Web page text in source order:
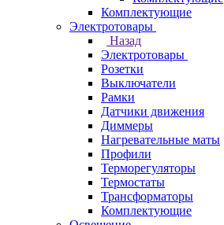
Комплектующие
Электротовары
Назад
Электротовары
Розетки
Выключатели
Рамки
Датчики движения
Диммеры
Нагревательные маты
Профили
Терморегуляторы
Термостаты
Трансформаторы
Комплектующие